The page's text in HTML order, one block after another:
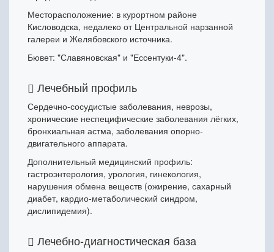
Месторасположение: в курортном районе
Кисловодска, недалеко от Центральной нарзанной
галереи и Желябовского источника.
Бювет: "Славяновская" и "Ессентуки-4".
Лечебный профиль
Сердечно-сосудистые заболевания, неврозы,
хронические неспецифические заболевания лёгких,
бронхиальная астма, заболевания опорно-
двигательного аппарата.
Дополнительный медицинский профиль:
гастроэнтерология, урология, гинекология,
нарушения обмена веществ (ожирение, сахарный
диабет, кардио-метаболический синдром,
дислипидемия).
Лечебно-диагностическая база